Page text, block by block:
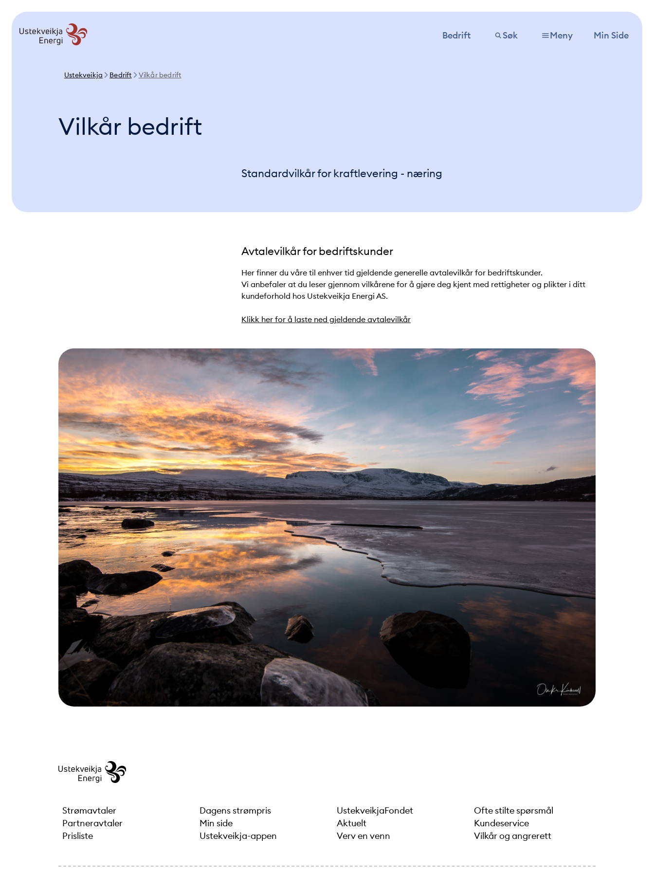
Bedrift Søk Meny Min Side
Ustekveikja Bedrift Vilkår bedrift
Vilkår bedrift
Standardvilkår for kraftlevering - næring
Avtalevilkår for bedriftskunder
Her finner du våre til enhver tid gjeldende generelle avtalevilkår for bedriftskunder.
Vi anbefaler at du leser gjennom vilkårene for å gjøre deg kjent med rettigheter og plikter i ditt
kundeforhold hos Ustekveikja Energi AS.
Klikk her for å laste ned gjeldende avtalevilkår
Strømavtaler
Partneravtaler
Prisliste
Dagens strømpris
Min side
Ustekveikja-appen
UstekveikjaFondet
Aktuelt
Verv en venn
Ofte stilte spørsmål
Kundeservice
Vilkår og angrerett